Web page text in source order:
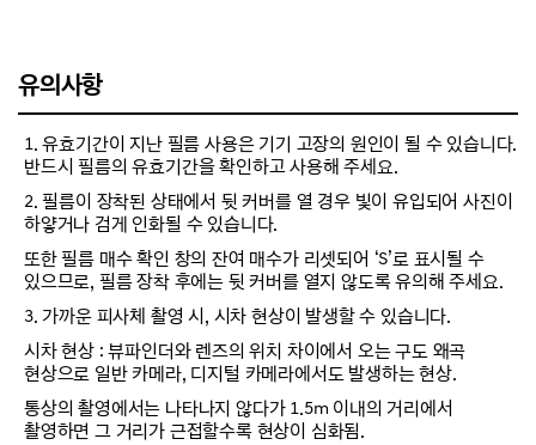
유의사항
1. 유효기간이 지난 필름 사용은 기기 고장의 원인이 될 수 있습니다.
반드시 필름의 유효기간을 확인하고 사용해 주세요.
2. 필름이 장착된 상태에서 뒷 커버를 열 경우 빛이 유입되어 사진이
하얗거나 검게 인화될 수 있습니다.
또한 필름 매수 확인 창의 잔여 매수가 리셋되어 ‘S’로 표시될 수
있으므로, 필름 장착 후에는 뒷 커버를 열지 않도록 유의해 주세요.
3. 가까운 피사체 촬영 시, 시차 현상이 발생할 수 있습니다.
시차 현상 : 뷰파인더와 렌즈의 위치 차이에서 오는 구도 왜곡
현상으로 일반 카메라, 디지털 카메라에서도 발생하는 현상.
통상의 촬영에서는 나타나지 않다가 1.5m 이내의 거리에서
촬영하면 그 거리가 근접할수록 현상이 심화됨.